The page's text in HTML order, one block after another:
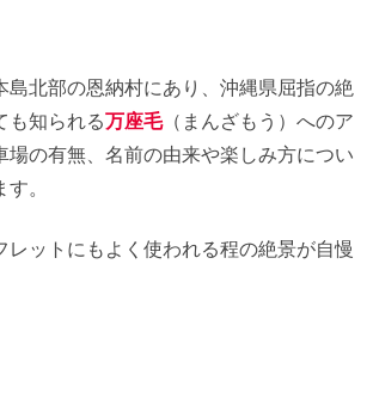
島北部の恩納村にあり、沖縄県屈指の絶
も知られる万座毛（まんざもう）へのア
場の有無、名前の由来や楽しみ方につい
。
レットにもよく使われる程の絶景が自慢